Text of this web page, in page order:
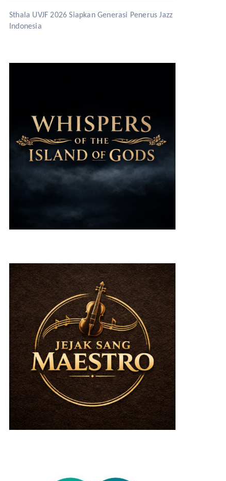
Sthala UVJF 2026 Siapkan Generasi Penerus Jazz
Indonesia